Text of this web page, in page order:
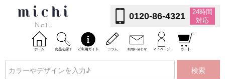
0120-86-4321
24時間
対応
検索